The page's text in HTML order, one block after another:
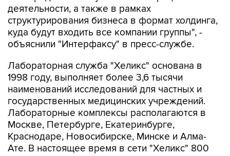
деятельности, а также в рамках
структурирования бизнеса в формат холдинга,
куда будут входить все компании группы", -
объяснили "Интерфаксу" в пресс-службе.
Лабораторная служба "Хеликс" основана в
1998 году, выполняет более 3,6 тысячи
наименований исследований для частных и
государственных медицинских учреждений.
Лабораторные комплексы располагаются в
Москве, Петербурге, Екатеринбурге,
Краснодаре, Новосибирске, Минске и Алма-
Ате. В настоящее время в сети "Хеликс" 800